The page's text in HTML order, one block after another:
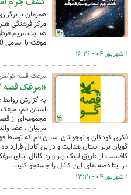
همزمان با
هدایت مریم
موقت با اسامی MAZ003 -MAZ1010 را کشف کنند.
۱ شهریور ۰۴ - ۱۶:۲۶
مرغک قصه گو/مرداد
«مرغک قصه
به گزارش
استان قم،
مجموعه‌ای از
مربیان ،‌اعضا
فکری کودکان و نوجوانان استان قم که توسط
گویان برتر استان هدایت و دراین کانال
کافیست از طریق لینک زیر وارد کانال ایتای
در ایتا قصه های این کانال را جستجو کنید.
۱ شهریور ۰۴ - ۱۳:۲۱